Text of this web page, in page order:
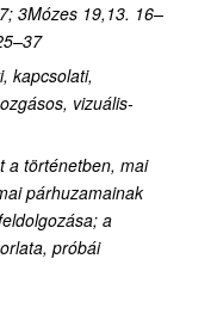
;3Mózes 19,13. 16–
kapcsolati,
vizuális-
a történetben, mai
párhuzamainak
a
próbái